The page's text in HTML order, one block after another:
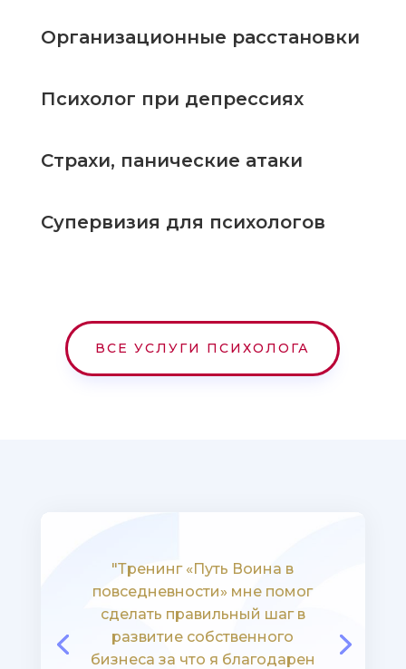
Организационные расстановки
Психолог при депрессиях
Страхи, панические атаки
Супервизия для психологов
ВСЕ УСЛУГИ ПСИХОЛОГА
"Андрей, доброго дня. Хочу
сказать огромное спасибо за
Ваши семинары, которые я
посетила в центре йоги